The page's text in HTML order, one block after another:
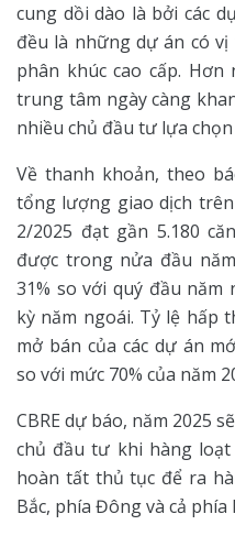
cung dồi dào là bởi các
đều là những dự án có
phân khúc cao cấp.
trung tâm ngày càng
nhiều chủ đầu tư lựa
Về thanh khoản, theo
tổng lượng giao dịch
2/2025 đạt gần 5.180
được trong nửa đầu
31% so với quý đầu năm
kỳ năm ngoái. Tỷ lệ hấp
mở bán của các dự án
so với mức 70% của năm
CBRE dự báo, năm 2025
chủ đầu tư khi hàng
hoàn tất thủ tục để ra
Bắc, phía Đông và cả phía